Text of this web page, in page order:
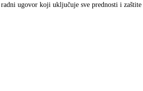
ugovor koji uključuje sve prednosti i